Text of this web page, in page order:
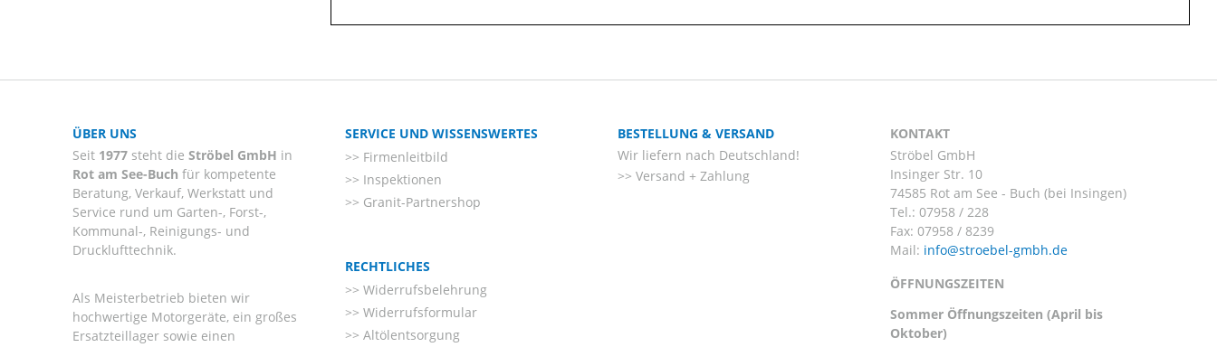
ÜBER UNS
Seit 1977 steht die Ströbel GmbH in
Rot am See-Buch für kompetente
Beratung, Verkauf, Werkstatt und
Service rund um Garten-, Forst-,
Kommunal-, Reinigungs- und
Drucklufttechnik.
Als Meisterbetrieb bieten wir
hochwertige Motorgeräte, ein großes
Ersatzteillager sowie einen
SERVICE UND WISSENSWERTES
Firmenleitbild
Inspektionen
Granit-Partnershop
RECHTLICHES
Widerrufsbelehrung
Widerrufsformular
Altölentsorgung
BESTELLUNG & VERSAND
Wir liefern nach Deutschland!
Versand + Zahlung
KONTAKT
Ströbel GmbH
Insinger Str. 10
74585 Rot am See - Buch (bei Insingen)
Tel.: 07958 / 228
Fax: 07958 / 8239
Mail:
ÖFFNUNGSZEITEN
Sommer Öffnungszeiten (April bis
Oktober)